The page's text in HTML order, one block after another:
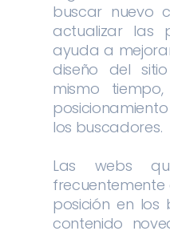
buscar nuevo
actualizar las
ayuda a
diseño del
mismo
los buscadores.
Las webs
posición en los
contenido